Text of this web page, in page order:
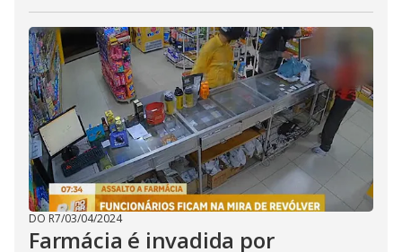
DO R7/03/04/2024
Farmácia é invadida por